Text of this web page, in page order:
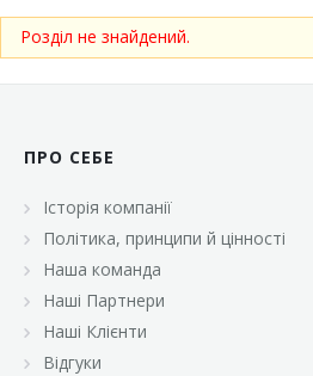
Розділ не знайдений.
ПРО СЕБЕ
Історія компанії
Політика, принципи й цінності
Наша команда
Наші Партнери
Наші Клієнти
Відгуки